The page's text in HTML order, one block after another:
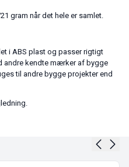
gram når det hele er samlet.
i ABS plast og passer rigtigt
andre kendte mærker af bygge
til andre bygge projekter end